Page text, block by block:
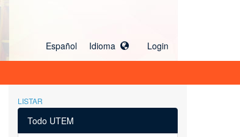
Español Idioma Login
LISTAR
Todo UTEM